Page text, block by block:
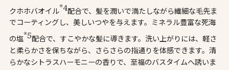
い
ま
す
クホホバオイル*4配合で、髪を潤いで満たしながら繊細な毛先ま
でコーティングし、美しいつやを与えます。ミネラル豊富な死海
の塩*5配合で、すこやかな髪に導きます。洗い上がりには、軽さ
と柔らかさを保ちながら、さらさらの指通りを体感できます。清
らかなシトラスハーモニーの香りで、至福のバスタイムへ誘いま